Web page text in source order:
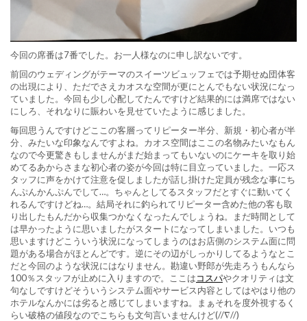
今回の席番は7番でした。お一人様なのに申し訳ないです。
前回のウェディングがテーマのスイーツビュッフェでは予期せぬ団体客
の出現により、ただでさえカオスな空間が更にとんでもない状況になっ
ていました。今回も少し心配してたんですけど結果的には満席ではない
にしろ、それなりに賑わいを見せていたように感じました。
毎回思うんですけどここの客層ってリピーター半分、新規・初心者が半
分、みたいな印象なんですよね。カオス空間はここの名物みたいなもん
なので今更驚きもしませんがまだ始まってもいないのにケーキを取り始
めてるあからさまな初心者の姿が今回は特に目立っていました。一応ス
タッフに声をかけて注意を促しましたが話し掛けた定員が残念な事にち
んぷんかんぷんでして…。ちゃんとしてるスタッフだとすぐに動いてく
れるんですけどね…。結局それに釣られてリピーター含めた他の客も取
り出したもんだから収集つかなくなったんでしょうね。まだ時間として
は早かったように思いましたがスタートになってしまいました。いつも
思いますけどこういう状況になってしまうのはお店側のシステム面に問
題がある場合がほとんどです。逆にその辺がしっかりしてるようなとこ
だと今回のような状況にはなりません。勘違い野郎が先走ろうもんなら
100％スタッフが止めに入りますので。ここはコスパやクオリティは文
句なしですけどそういうシステム面やサービス内容としてはやはり他の
ホテルなんかには劣ると感じてしまいますね。まぁそれを度外視するく
らい破格の値段なのでこちらも文句言いませんけど(//∇//)